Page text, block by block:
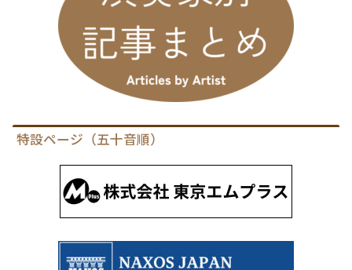
特設ページ（五十音順）